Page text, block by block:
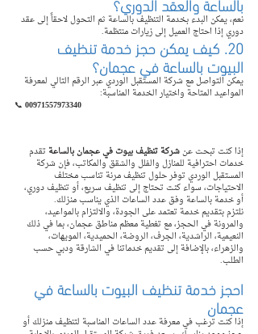
نعم، يمكن البدء بخدمة التنظيف بالساعة ثم التحول لاحقاً إلى عقد
دوري إذا احتاج العميل إلى زيارات منتظمة.
20. كيف يمكن حجز خدمة تنظيف
البيوت بالساعة في عجمان؟
يمكن التواصل مع شركة المستقبل الوردي عبر الرقم التالي لمعرفة
المواعيد المتاحة واختيار الخدمة المناسبة:
📞 00971557973340
إذا كنت تبحث عن شركة تنظيف بيوت في عجمان بالساعة تقدم
خدمات احترافية للمنازل والفلل والشقق والمكاتب، فإن شركة
المستقبل الوردي توفر حلول تنظيف مرنة تناسب مختلف
الاحتياجات، سواء كنت تحتاج إلى تنظيف سريع، أو تنظيف دوري،
أو خدمة بالساعة وفق عدد الساعات الذي يناسب منزلك.
نلتزم بتقديم خدمة تعتمد على الجودة، والالتزام بالمواعيد،
والمرونة في الحجز، مع تغطية معظم مناطق عجمان، بما في ذلك
النعيمية، الراشدية، الجرف، الروضة، الحميدية، المويهات،
والزهراء، بالإضافة إلى تقديم خدماتنا في الشارقة ودبي حسب
الطلب.
احجز خدمة تنظيف البيوت بالساعة في
عجمان
إذا كنت ترغب في معرفة عدد الساعات المناسبة لتنظيف منزلك أو